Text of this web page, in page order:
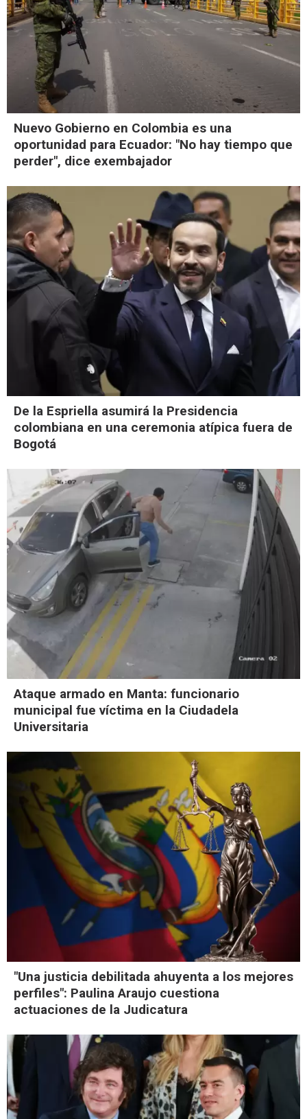
Nuevo Gobierno en Colombia es una
oportunidad para Ecuador: "No hay tiempo que
perder", dice exembajador
De la Espriella asumirá la Presidencia
colombiana en una ceremonia atípica fuera de
Bogotá
Ataque armado en Manta: funcionario
municipal fue víctima en la Ciudadela
Universitaria
"Una justicia debilitada ahuyenta a los mejores
perfiles": Paulina Araujo cuestiona
actuaciones de la Judicatura